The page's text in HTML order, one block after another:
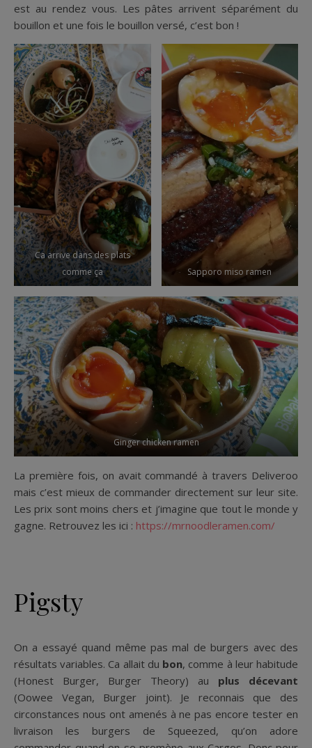
est au rendez vous. Les pâtes arrivent séparément du
bouillon et une fois le bouillon versé, c’est bon !
Ca arrive dans des plats
comme ça
Sapporo miso ramen
Ginger chicken ramen
La première fois, on avait commandé à travers Deliveroo
mais c’est mieux de commander directement sur leur site.
Les prix sont moins chers et j’imagine que tout le monde y
gagne. Retrouvez les ici : https://mrnoodleramen.com/
Pigsty
On a essayé quand même pas mal de burgers avec des
résultats variables. Ca allait du bon, comme à leur habitude
(Honest Burger, Burger Theory) au plus décevant
(Oowee Vegan, Burger joint). Je reconnais que des
circonstances nous ont amenés à ne pas encore tester en
livraison les burgers de Squeezed, qu’on adore